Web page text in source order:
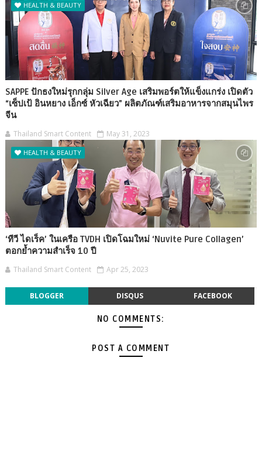
HEALTH & BEAUTY
SAPPE ปักธงใหม่รุกกลุ่ม Silver Age เสริมพอร์ตให้แข็งแกร่ง เปิดตัว
“เซ็ปเป้ อินหยาง เอ็กซ์ หัวเฉียว” ผลิตภัณฑ์เสริมอาหารจากสมุนไพร
จีน
Thailand Smart Content May 31, 2023
HEALTH & BEAUTY
‘ทีวี ไดเร็ค’ ในเครือ TVDH เปิดโฉมใหม่ ‘Nuvite Pure Collagen’
ตอกย้ำความสำเร็จ 10 ปี
Thailand Smart Content Apr 25, 2023
BLOGGER DISQUS FACEBOOK
NO COMMENTS:
POST A COMMENT